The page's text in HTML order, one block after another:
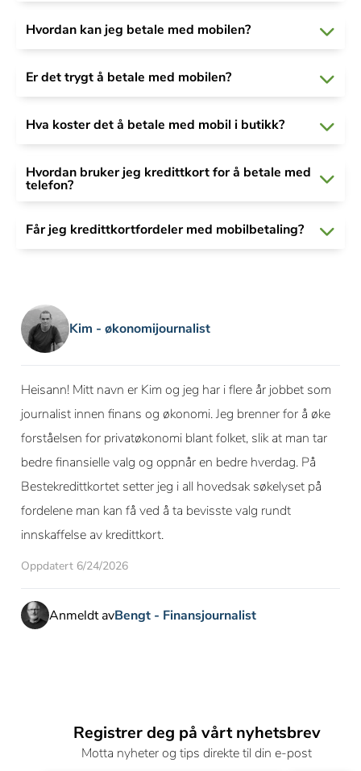
Hvordan kan jeg betale med mobilen?
Er det trygt å betale med mobilen?
Hva koster det å betale med mobil i butikk?
Hvordan bruker jeg kredittkort for å betale med
telefon?
Får jeg kredittkortfordeler med mobilbetaling?
Kim - økonomijournalist
Heisann! Mitt navn er Kim og jeg har i flere år jobbet som
journalist innen finans og økonomi. Jeg brenner for å øke
forståelsen for privatøkonomi blant folket, slik at man tar
bedre finansielle valg og oppnår en bedre hverdag. På
Bestekredittkortet setter jeg i all hovedsak søkelyset på
fordelene man kan få ved å ta bevisste valg rundt
innskaffelse av kredittkort.
Oppdatert 6/24/2026
Anmeldt avBengt - Finansjournalist
Registrer deg på vårt nyhetsbrev
Motta nyheter og tips direkte til din e-post